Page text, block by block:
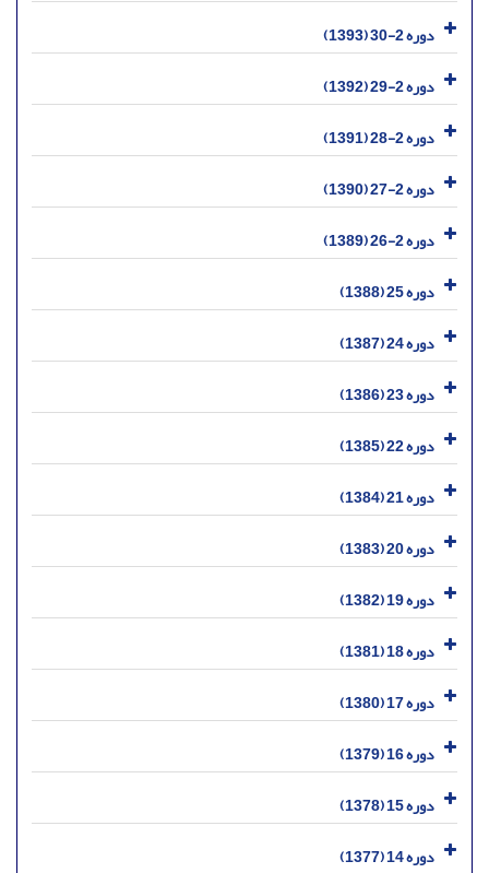
دوره 2-30 (1393)
دوره 2-29 (1392)
دوره 2-28 (1391)
دوره 2-27 (1390)
دوره 2-26 (1389)
دوره 25 (1388)
دوره 24 (1387)
دوره 23 (1386)
دوره 22 (1385)
دوره 21 (1384)
دوره 20 (1383)
دوره 19 (1382)
دوره 18 (1381)
دوره 17 (1380)
دوره 16 (1379)
دوره 15 (1378)
دوره 14 (1377)